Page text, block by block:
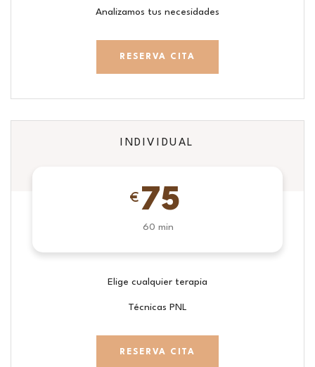
Analizamos tus necesidades
RESERVA CITA
INDIVIDUAL
€ 75
60 min
Elige cualquier terapia
Técnicas PNL
RESERVA CITA